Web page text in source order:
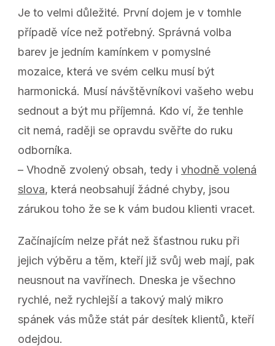
Je to velmi důležité. První dojem je v tomhle
případě více než potřebný. Správná volba
barev je jedním kamínkem v pomyslné
mozaice, která ve svém celku musí být
harmonická. Musí návštěvníkovi vašeho webu
sednout a být mu příjemná. Kdo ví, že tenhle
cit nemá, raději se opravdu svěřte do ruku
odborníka.
– Vhodně zvolený obsah, tedy i vhodně volená
slova, která neobsahují žádné chyby, jsou
zárukou toho že se k vám budou klienti vracet.
Začínajícím nelze přát než šťastnou ruku při
jejich výběru a těm, kteří již svůj web mají, pak
neusnout na vavřínech. Dneska je všechno
rychlé, než rychlejší a takový malý mikro
spánek vás může stát pár desítek klientů, kteří
odejdou.